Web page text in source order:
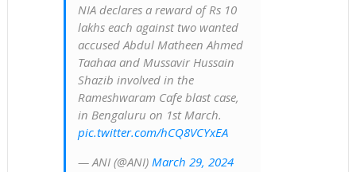
NIA declares a reward of Rs 10
lakhs each against two wanted
accused Abdul Matheen Ahmed
Taahaa and Mussavir Hussain
Shazib involved in the
Rameshwaram Cafe blast case,
in Bengaluru on 1st March.
pic.twitter.com/hCQ8VCYxEA
— ANI (@ANI) March 29, 2024